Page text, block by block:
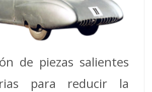
de piezas salientes
para reducir la